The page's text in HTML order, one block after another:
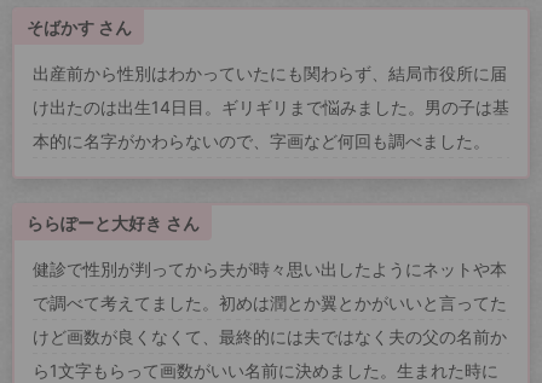
そばかす さん
出産前から性別はわかっていたにも関わらず、結局市役所に届
け出たのは出生14日目。ギリギリまで悩みました。男の子は基
本的に名字がかわらないので、字画など何回も調べました。
ららぽーと大好き さん
健診で性別が判ってから夫が時々思い出したようにネットや本
で調べて考えてました。初めは潤とか翼とかがいいと言ってた
けど画数が良くなくて、最終的には夫ではなく夫の父の名前か
ら1文字もらって画数がいい名前に決めました。生まれた時に